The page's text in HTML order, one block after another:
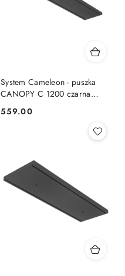
System Cameleon - puszka
CANOPY C 1200 czarna
prostokątna - Nowodvorski
Lighting
Cena:
559.00